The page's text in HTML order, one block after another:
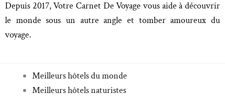
Depuis 2017, Votre Carnet De Voyage vous aide à découvrir
le monde sous un autre angle et tomber amoureux du
voyage.
Meilleurs hôtels du monde
Meilleurs hôtels naturistes